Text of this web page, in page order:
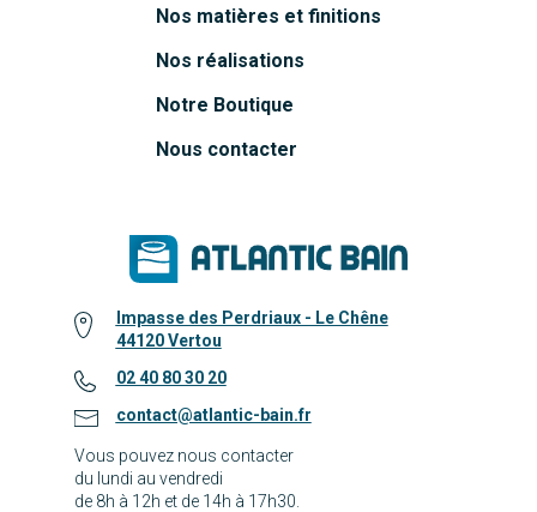
Nos matières et finitions
Nos réalisations
Notre Boutique
Nous contacter
Impasse des Perdriaux - Le Chêne
44120 Vertou
02 40 80 30 20
contact@atlantic-bain.fr
Vous pouvez nous contacter
du lundi au vendredi
de 8h à 12h et de 14h à 17h30.